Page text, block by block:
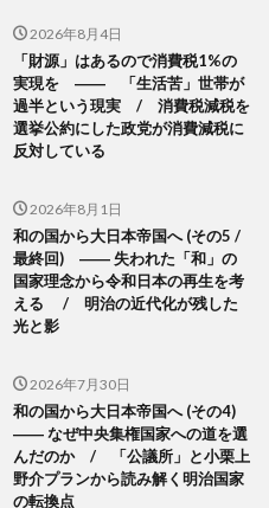
2026年8月4日
「財源」はあるので消費税1%の
実現を ―― 「生活苦」世帯が
過半という現実 / 消費税減税を
選挙公約にした政党が消費減税に
反対している
2026年8月1日
和の国から大日本帝国へ (その5 /
最終回) ―― 失われた「和」の
国家理念から令和日本の再生を考
える / 明治の近代化が残した
光と影
2026年7月30日
和の国から大日本帝国へ (その4)
―― なぜ中央集権国家への道を選
んだのか / 「公議所」と小栗上
野介プランから読み解く明治国家
の転換点